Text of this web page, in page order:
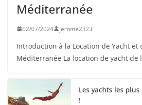
Méditerranée
02/07/2024 jerome2323
Introduction à la Location de Yacht et
Méditerranée La location de yacht de
Les yachts les
!